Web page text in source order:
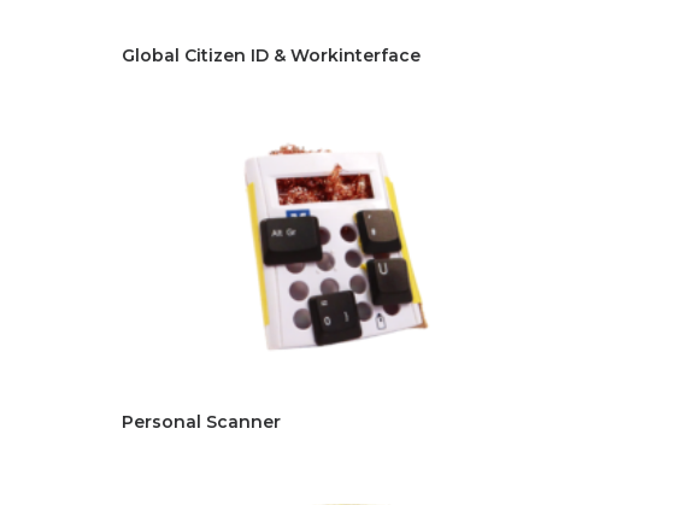
Global Citizen ID & Workinterface
Personal Scanner